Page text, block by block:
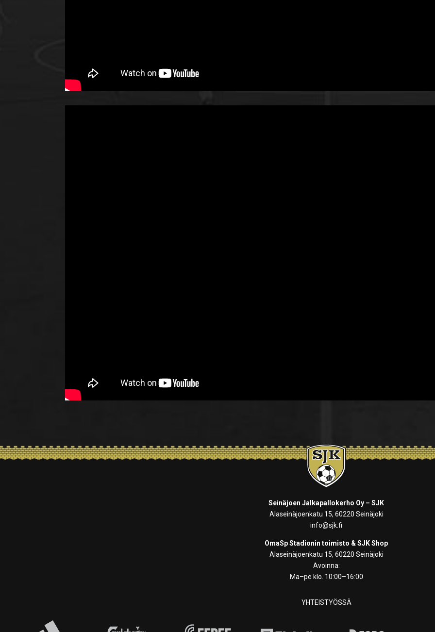
Seinäjoen Jalkapallokerho Oy – SJK
Alaseinäjoenkatu 15, 60220 Seinäjoki
info@sjk.fi
OmaSp Stadionin toimisto & SJK Shop
Alaseinäjoenkatu 15, 60220 Seinäjoki
Avoinna:
Ma–pe klo. 10:00–16:00
YHTEISTYÖSSÄ